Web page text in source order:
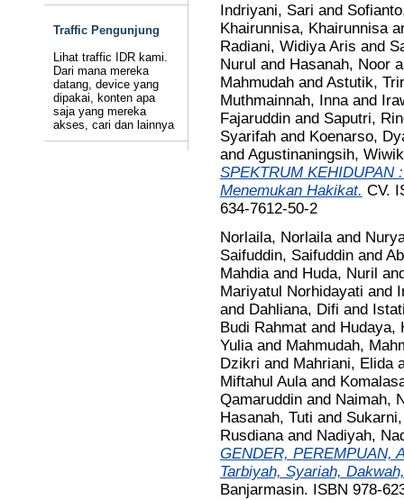
Traffic Pengunjung
Lihat traffic IDR kami.
Dari mana mereka
datang, device yang
dipakai, konten apa
saja yang mereka
akses, cari dan lainnya
Indriyani, Sari and
Khairunnisa, Khairunnisa
Radiani, Widiya Aris and
Nurul and Hasanah, Noor
Mahmudahand Astutik,
Muthmainnah, Innaand
Fajaruddinand Saputri,
Syarifahand Koenarso,
and Agustinaningsih, Wiwik
SPEKTRUM KEHIDUPAN
Menemukan Hakikat. CV.
634-7612-50-2
Norlaila, Norlailaand
Saifuddin, Saifuddinand
Mahdiaand Huda, Nuril
Mariyatul Norhidayati and
and Dahliana, Difi and
Budi Rahmatand Hudaya,
Yuliaand Mahmudah,
Dzikri and Mahriani, Elida
Miftahul Aulaand
Qamaruddinand Naimah,
Hasanah, Tuti and
Rusdianaand Nadiyah,
GENDER, PEREMPUAN,
Tarbiyah, Syariah,
Banjarmasin. ISBN 978-